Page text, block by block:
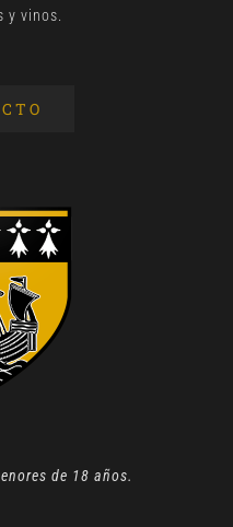
y vinos.
de 18 años.